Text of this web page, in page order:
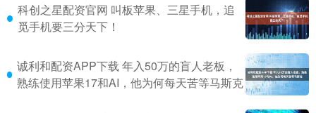
科创之星配资官网 叫板苹果、三星手机，追
觅手机要三分天下！
诚利和配资APP下载 年入50万的盲人老板，
熟练使用苹果17和AI，他为何每天苦等马斯克